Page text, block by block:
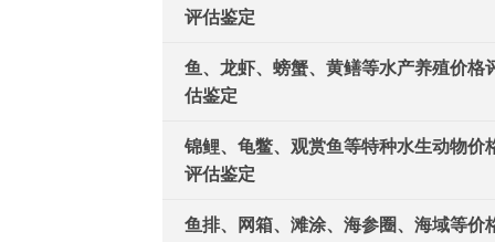
评估鉴定
鱼、龙虾、螃蟹、黄鳝等水产养殖价格
估鉴定
锦鲤、龟鳖、观赏鱼等特种水生动物价
评估鉴定
鱼排、网箱、滩涂、海参圈、海域等价